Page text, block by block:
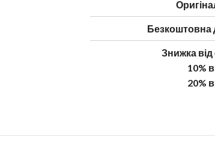
Безкоштовна
Знижка
10%
20%